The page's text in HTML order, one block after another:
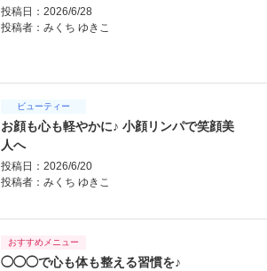
投稿日：2026/6/28
投稿者： みくち ゆきこ
ビューティー
お顔も心も軽やかに♪ 小顔リンパで笑顔美
人へ
投稿日：2026/6/20
投稿者： みくち ゆきこ
おすすめメニュー
◯◯◯で心も体も整える習慣を♪